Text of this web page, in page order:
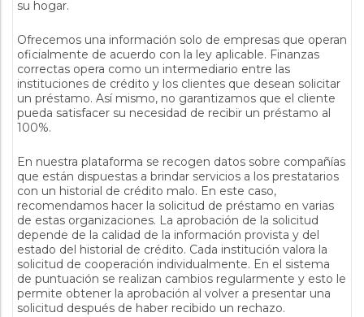
su hogar.
Ofrecemos una información solo de empresas que operan
oficialmente de acuerdo con la ley aplicable. Finanzas
correctas opera como un intermediario entre las
instituciones de crédito y los clientes que desean solicitar
un préstamo. Así mismo, no garantizamos que el cliente
pueda satisfacer su necesidad de recibir un préstamo al
100%.
En nuestra plataforma se recogen datos sobre compañías
que están dispuestas a brindar servicios a los prestatarios
con un historial de crédito malo. En este caso,
recomendamos hacer la solicitud de préstamo en varias
de estas organizaciones. La aprobación de la solicitud
depende de la calidad de la información provista y del
estado del historial de crédito. Cada institución valora la
solicitud de cooperación individualmente. En el sistema
de puntuación se realizan cambios regularmente y esto le
permite obtener la aprobación al volver a presentar una
solicitud después de haber recibido un rechazo.